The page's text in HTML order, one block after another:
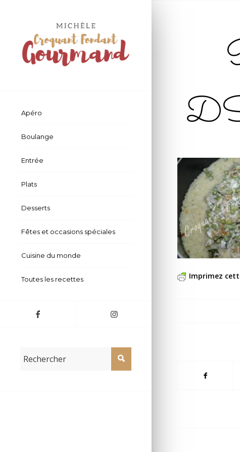
Apéro
Boulange
Entrée
Plats
Desserts
Fêtes et occasions spéciales
Cuisine du monde
Toutes les recettes Imprimez